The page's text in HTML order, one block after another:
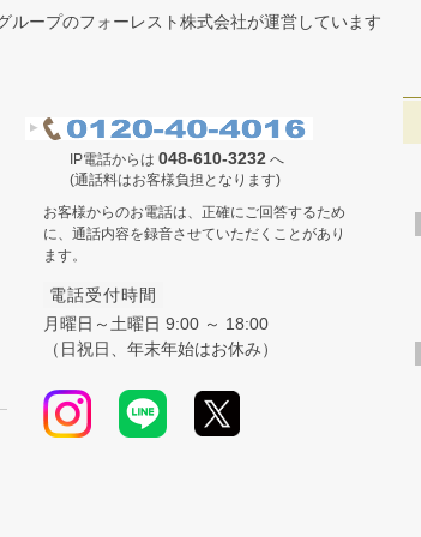
ループのフォーレスト株式会社が運営しています
IP電話からは 048-610-3232 へ
(通話料はお客様負担となります)
お客様からのお電話は、正確にご回答するため
に、通話内容を録音させていただくことがあり
ます。
電話受付時間
月曜日～土曜日 9:00 ～ 18:00
（日祝日、年末年始はお休み）